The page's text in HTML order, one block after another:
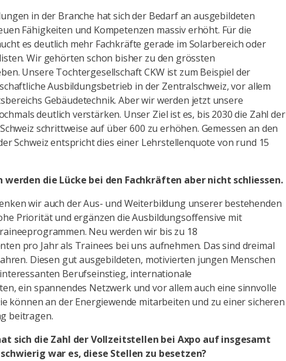
in der Branche hat sich der Bedarf an ausgebildeten
Fähigkeiten und Kompetenzen massiv erhöht. Für die
es deutlich mehr Fachkräfte gerade im Solarbereich oder
Wir gehörten schon bisher zu den grössten
Unsere Tochtergesellschaft CKW ist zum Beispiel der
Ausbildungsbetrieb in der Zentralschweiz, vor allem
Gebäudetechnik. Aber wir werden jetzt unsere
deutlich verstärken. Unser Ziel ist es, bis 2030 die Zahl der
schrittweise auf über 600 zu erhöhen. Gemessen an den
Schweiz entspricht dies einer Lehrstellenquote von rund 15
die Lücke bei den Fachkräften aber nicht schliessen.
wir auch der Aus- und Weiterbildung unserer bestehenden
Priorität und ergänzen die Ausbildungsoffensive mit
Neu werden wir bis zu 18
pro Jahr als Trainees bei uns aufnehmen. Das sind dreimal
Diesen gut ausgebildeten, motivierten jungen Menschen
Berufseinstieg, internationale
ein spannendes Netzwerk und vor allem auch eine sinnvolle
können an der Energiewende mitarbeiten und zu einer sicheren
beitragen.
sich die Zahl der Vollzeitstellen bei Axpo auf insgesamt
war es, diese Stellen zu besetzen?